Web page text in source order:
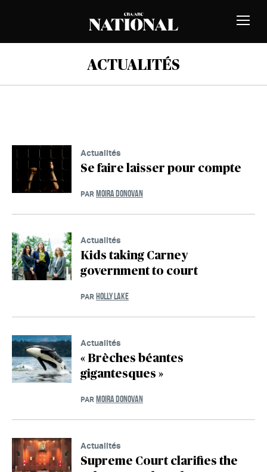
ACTUALITÉS
Actualités
Se faire laisser pour compte
PAR MOIRA DONOVAN
Actualités
Kids taking Carney
government to court
PAR HOLLY LAKE
Actualités
« Brèches béantes
gigantesques »
PAR MOIRA DONOVAN
Actualités
Supreme Court clarifies the